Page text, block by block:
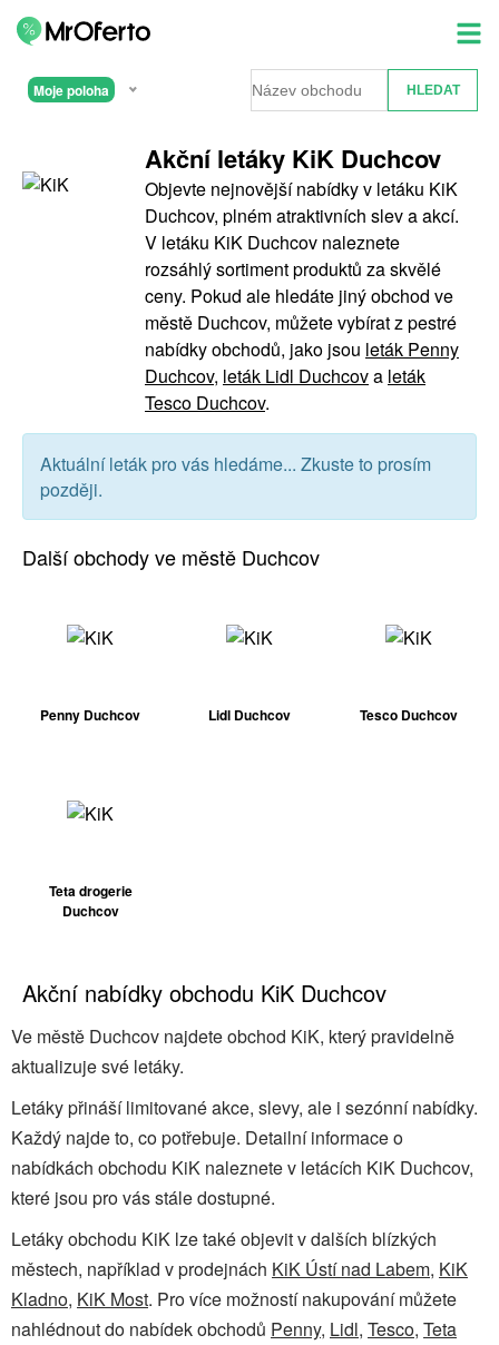
Moje poloha
Akční letáky KiK Duchcov
Objevte nejnovější nabídky v letáku KiK
Duchcov, plném atraktivních slev a akcí.
V letáku KiK Duchcov naleznete
rozsáhlý sortiment produktů za skvělé
ceny. Pokud ale hledáte jiný obchod ve
městě Duchcov, můžete vybírat z pestré
nabídky obchodů, jako jsou leták Penny
Duchcov, leták Lidl Duchcova leták
Tesco Duchcov.
Aktuální leták pro vás hledáme... Zkuste to prosím
později.
Další obchody ve městě Duchcov
Penny Duchcov Lidl Duchcov Tesco Duchcov
Teta drogerie
Duchcov
Akční nabídky obchodu KiK Duchcov
Ve městě Duchcov najdete obchod KiK, který pravidelně
aktualizuje své letáky.
Letáky přináší limitované akce, slevy, ale i sezónní nabídky.
Každý najde to, co potřebuje. Detailní informace o
nabídkách obchodu KiK naleznete v letácích KiK Duchcov,
které jsou pro vás stále dostupné.
Letáky obchodu KiK lze také objevit v dalších blízkých
městech, například v prodejnách KiK Ústí nad Labem, KiK
Kladno, KiK Most. Pro více možností nakupování můžete
nahlédnout do nabídek obchodů Penny, Lidl, Tesco, Teta